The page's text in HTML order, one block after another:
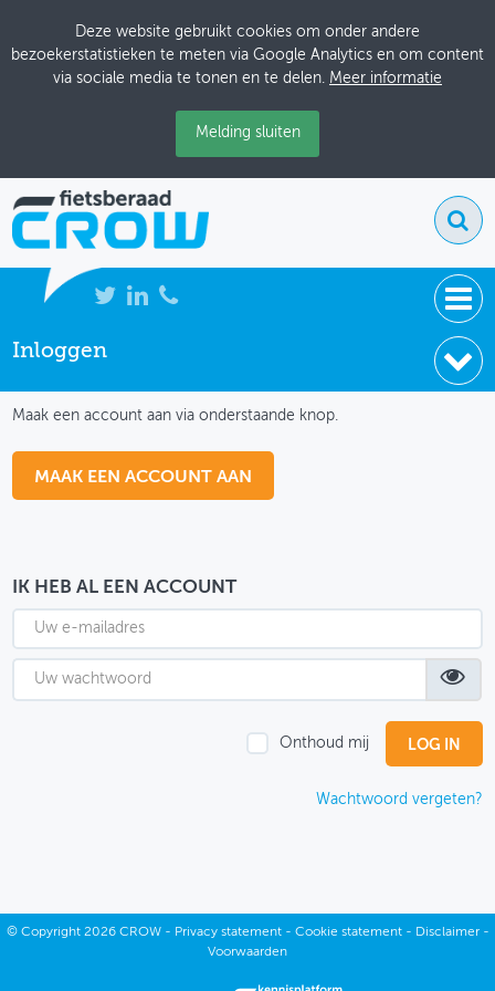
Deze website gebruikt cookies om onder andere
bezoekerstatistieken te meten via Google Analytics en om content
via sociale media te tonen en te delen. Meer informatie
Melding sluiten
NIEUWS
THEMASITES
MIJN PROFIEL
GEBRUIKER
Inloggen
Maak een account aan via onderstaande knop.
MAAK EEN ACCOUNT AAN
IK HEB AL EEN ACCOUNT
Onthoud mij
Wachtwoord vergeten?
© Copyright2026 CROW - Privacy statement- Cookie statement- Disclaimer-
Voorwaarden